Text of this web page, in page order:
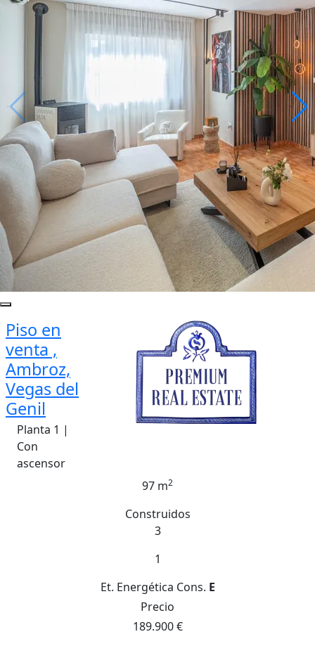
Piso en
venta ,
Ambroz,
Vegas del
Genil
Planta 1 |
Con
ascensor
97 m2
Construidos
3
1
Et. Energética Cons. E
Precio
189.900 €